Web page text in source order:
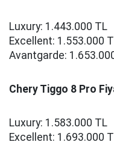
Luxury: 1.443.000 TL
Excellent: 1.553.000
Avantgarde:
Chery Tiggo 8 Pro
Luxury: 1.583.000 TL
Excellent: 1.693.000